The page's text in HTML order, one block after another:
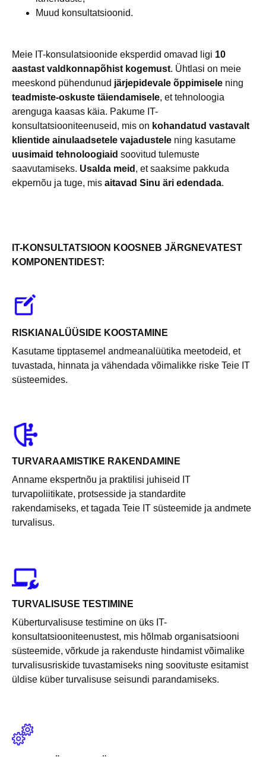
Muud konsultatsioonid.
Meie IT-konsulatsioonide eksperdid omavad ligi 10
aastast valdkonnapõhist kogemust. Ühtlasi on meie
meeskond pühendunud järjepidevale õppimisele ning
teadmiste-oskuste täiendamisele, et tehnoloogia
arenguga kaasas käia. Pakume IT-
konsultatsiooniteenuseid, mis on kohandatud vastavalt
klientide ainulaadsetele vajadustele ning kasutame
uusimaid tehnoloogiaid soovitud tulemuste
saavutamiseks. Usalda meid , et saaksime pakkuda
ekpernõu ja tuge, mis aitavad Sinu äri edendada.
IT-KONSULTATSIOON KOOSNEB JÄRGNEVATEST
KOMPONENTIDEST:
RISKIANALÜÜSIDE KOOSTAMINE
Kasutame tipptasemel andmeanalüütika meetodeid, et
tuvastada, hinnata ja vähendada võimalikke riske Teie IT
süsteemides.
TURVARAAMISTIKE RAKENDAMINE
Anname ekspertnõu ja praktilisi juhiseid IT
turvapoliitikate, protsesside ja standardite
rakendamiseks, et tagada Teie IT süsteemide ja andmete
turvalisus.
TURVALISUSE TESTIMINE
Küberturvalisuse testimine on üks IT-
konsultatsiooniteenustest, mis hõlmab organisatsiooni
süsteemide, võrkude ja rakenduste hindamist võimalike
turvalisusriskide tuvastamiseks ning soovituste esitamist
üldise küber turvalisuse seisundi parandamiseks.